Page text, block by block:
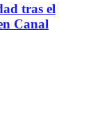
tras el
Canal